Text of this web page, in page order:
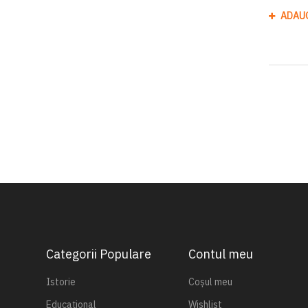
Categorii Populare
Istorie
Educațional
Contul meu
Coșul meu
Wishlist